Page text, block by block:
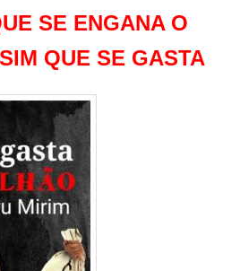
SE ENGANA O
QUE SE GASTA